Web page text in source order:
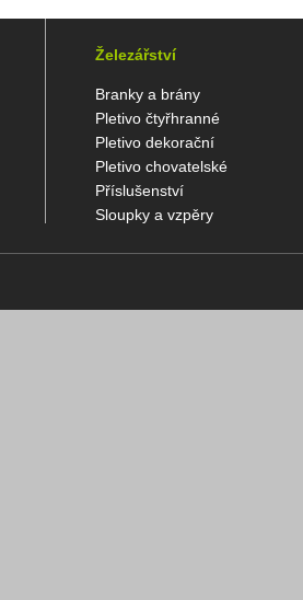
Železářství
Branky a brány
Pletivo čtyřhranné
Pletivo dekorační
Pletivo chovatelské
Příslušenství
Sloupky a vzpěry